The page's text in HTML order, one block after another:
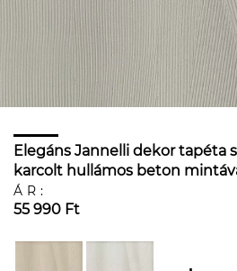
Elegáns Jannelli dekor tapéta
karcolt hullámos beton
ÁR:
55 990 Ft